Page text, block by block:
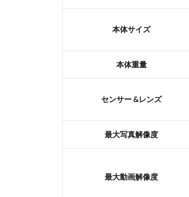
本体サイズ
本体重量
センサー &レンズ
最大写真解像度
最大動画解像度